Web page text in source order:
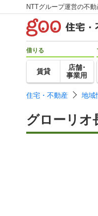
NTTグループ運営の不
借りる
賃貸
店舗･
事業用
住宅・不動産 地域
グローリオ